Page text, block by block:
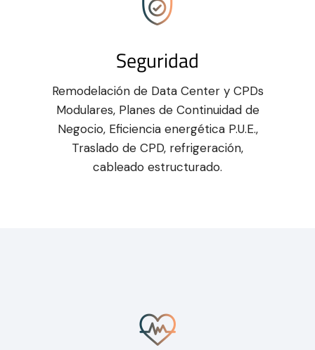
Seguridad
Remodelación de Data Center y CPDs
Modulares, Planes de Continuidad de
Negocio, Eficiencia energética P.U.E.,
Traslado de CPD, refrigeración,
cableado estructurado.